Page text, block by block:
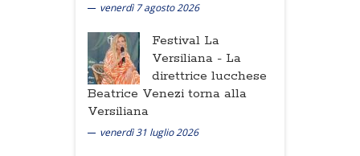
venerdì 7 agosto 2026
Festival La
Versiliana - La
direttrice lucchese
Beatrice Venezi torna alla
Versiliana
venerdì 31 luglio 2026